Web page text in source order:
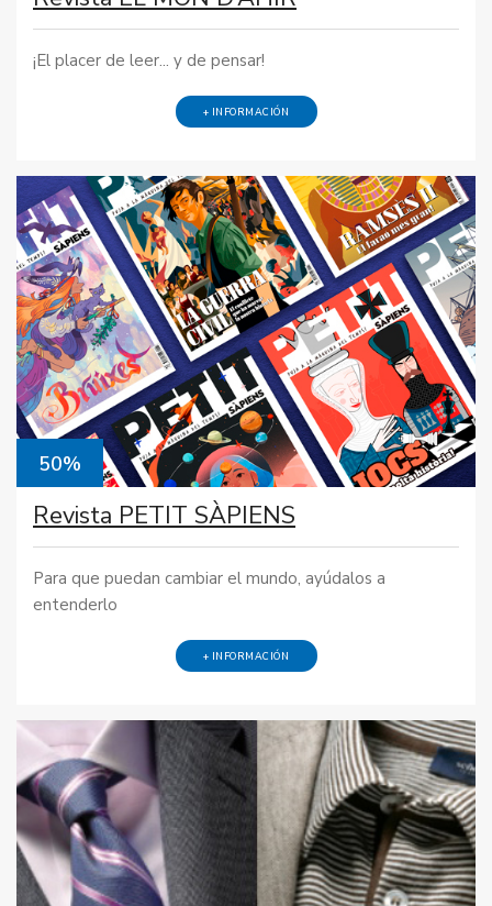
¡El placer de leer... y de pensar!
+ INFORMACIÓN
50%
Revista PETIT SÀPIENS
Para que puedan cambiar el mundo, ayúdalos a
entenderlo
+ INFORMACIÓN